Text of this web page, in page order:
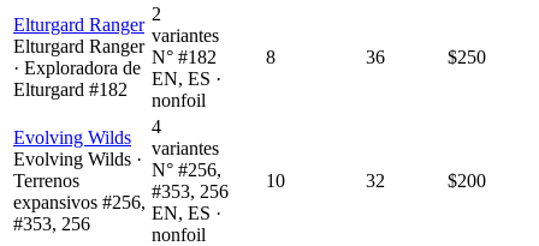
Elturgard Ranger
Elturgard Ranger
· Exploradora de
Elturgard #182
2
variantes
N° #182
EN, ES ·
nonfoil
8 36 $250
Evolving Wilds
Evolving Wilds ·
Terrenos
expansivos #256,
#353, 256
4
variantes
N° #256,
#353, 256
EN, ES ·
nonfoil
10 32 $200